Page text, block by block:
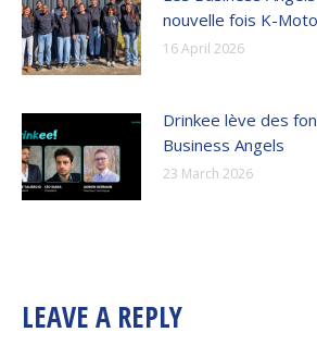
nouvelle fois K-
16 April 2026
Drinkee lève des
Business Angels
23 March 2026
LEAVE A REPLY